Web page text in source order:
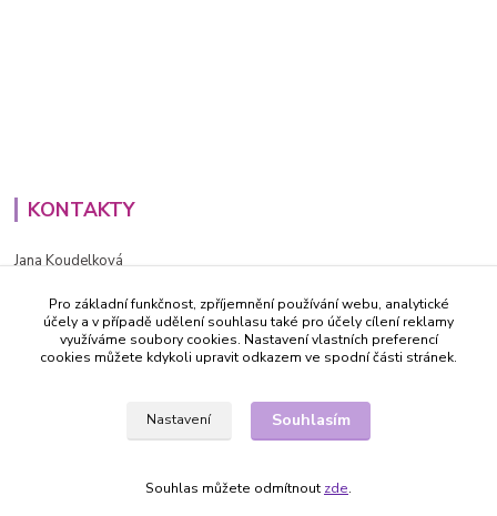
KONTAKTY
Jana Koudelková
PO - PÁ (8-16h)
info@decida.cz
Pro základní funkčnost, zpříjemnění používání webu, analytické
účely a v případě udělení souhlasu také pro účely cílení reklamy
využíváme soubory cookies. Nastavení vlastních preferencí
cookies můžete kdykoli upravit odkazem ve spodní části stránek.
Nastavení Souhlasím
Souhlas můžete odmítnout zde.